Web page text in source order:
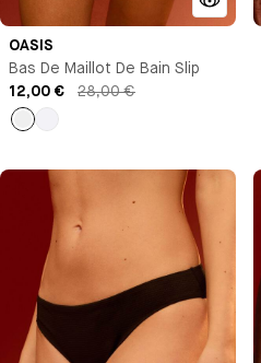
OASIS
Bas De Maillot De Bain Slip
12,00 €
28,00 €